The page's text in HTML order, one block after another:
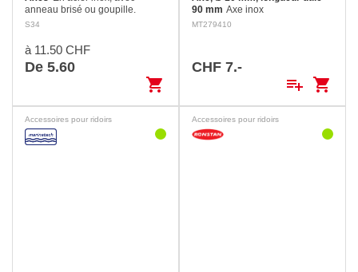
anneau brisé ou goupille.
S34
à 11.50 CHF
De 5.60
shopping_cart
90 mm Axe inox
MT279410
CHF 7.-
playlist_add shopping_cart
Accessoires pour ridoirs Accessoires pour ridoirs